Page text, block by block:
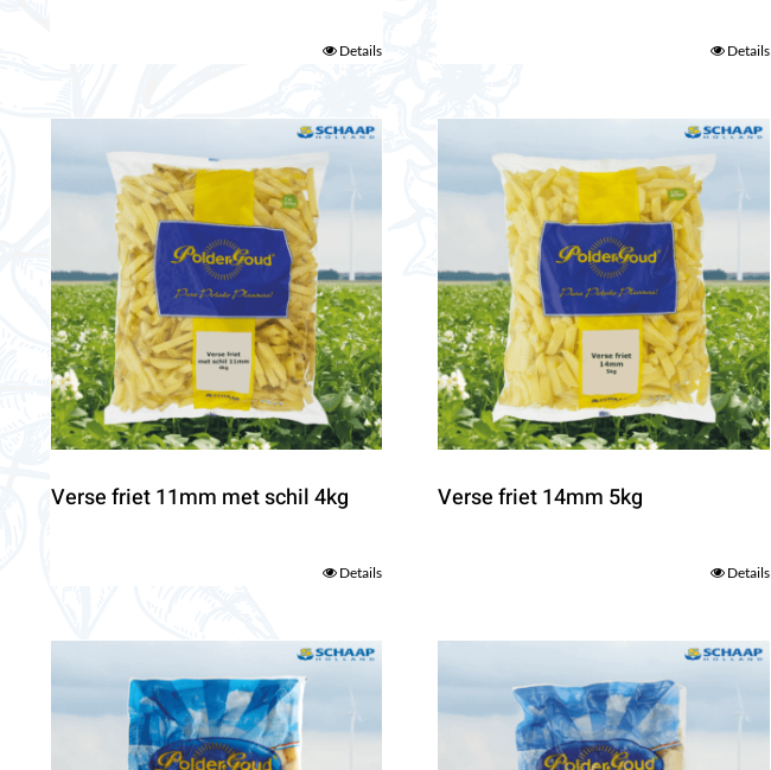
Details Details
Verse friet 11mm met schil 4kg
Details
Verse friet 14mm 5kg
Details